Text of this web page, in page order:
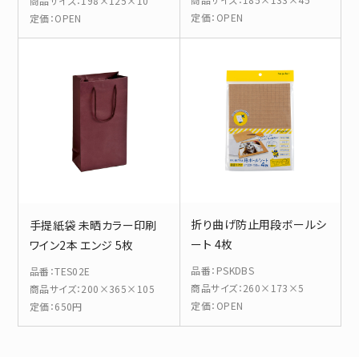
定価：OPEN
定価： OPEN
手提紙袋 未晒カラー印刷
ワイン2本 エンジ 5枚
品番 ：TES02E
商品サイズ：200×365×105
定価：650円
折り曲げ防止用段ボールシ
ート 4枚
品番： PSKDBS
商品サイズ：260×173×5
定価： OPEN